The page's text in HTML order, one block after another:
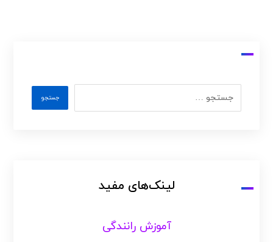
لینک‌های مفید
آموزش رانندگی